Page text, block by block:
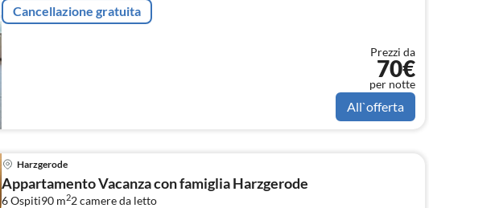
Cancellazione gratuita
Prezzi da
70€
per notte
All`offerta
Harzgerode
Appartamento Vacanza con famiglia Harzgerode
6 Ospiti90 m22camere da letto